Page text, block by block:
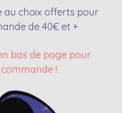
au choix offerts pour
de 40€ et +
bas de page pour
!